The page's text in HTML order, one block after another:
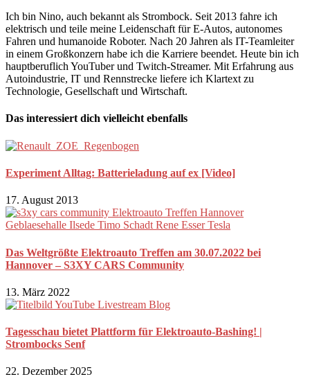
Ich bin Nino, auch bekannt als Strombock. Seit 2013 fahre ich
elektrisch und teile meine Leidenschaft für E-Autos, autonomes
Fahren und humanoide Roboter. Nach 20 Jahren als IT-Teamleiter
in einem Großkonzern habe ich die Karriere beendet. Heute bin ich
hauptberuflich YouTuber und Twitch-Streamer. Mit Erfahrung aus
Autoindustrie, IT und Rennstrecke liefere ich Klartext zu
Technologie, Gesellschaft und Wirtschaft.
Das interessiert dich vielleicht ebenfalls
Experiment Alltag: Batterieladung auf ex [Video]
17. August 2013
Das Weltgrößte Elektroauto Treffen am 30.07.2022 bei
Hannover – S3XY CARS Community
13. März 2022
Tagesschau bietet Plattform für Elektroauto-Bashing! |
Strombocks Senf
22. Dezember 2025